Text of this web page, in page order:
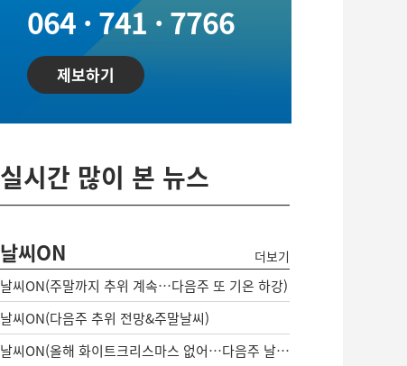
064 · 741 · 7766
제보하기
실시간 많이 본 뉴스
날씨ON 더보기
날씨ON(주말까지 추위 계속…다음주 또 기온 하강)
날씨ON(다음주 추위 전망&주말날씨)
날씨ON(올해 화이트크리스마스 없어…다음주 날씨는?)